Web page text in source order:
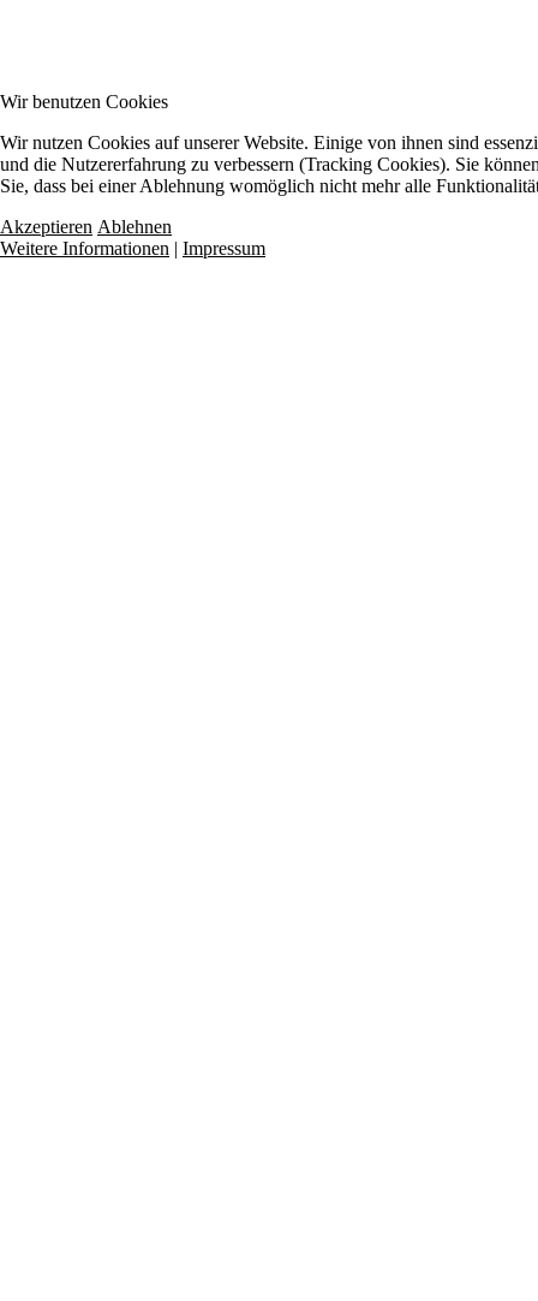
Wir benutzen Cookies
Wir nutzen Cookies auf unserer Website. Einige von ihnen sind
und die Nutzererfahrung zu verbessern (Tracking Cookies). Sie
Sie, dass bei einer Ablehnung womöglich nicht mehr alle
Akzeptieren Ablehnen
Weitere Informationen | Impressum